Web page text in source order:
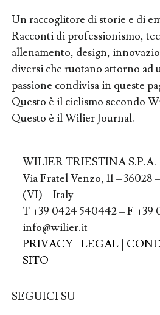
Un raccoglitore di storie e di
Racconti di professionismo,
allenamento, design,
diversi che ruotano attorno ad
passione condivisa in queste
Questo è il ciclismo secondo
Questo è il Wilier Journal.
WILIER TRIESTINA S.P.A.
Via Fratel Venzo, 11 – 36028
(VI) – Italy
T +39 0424 540442 – F +39
info@wilier.it
PRIVACY| LEGAL|
SITO
SEGUICI SU